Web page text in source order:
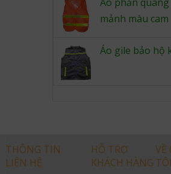
of 5
mảnh màu cam
Áo gile bảo hộ
THÔNG TIN
LIÊN HỆ
HỖ TRỢ
KHÁCH HÀNG
VỀ
TÔI